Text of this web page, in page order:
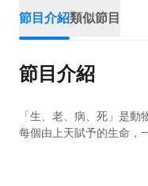
節目介紹類似節目
節目介紹
「生、老、病、死」是
每個由上天賦予的生命，